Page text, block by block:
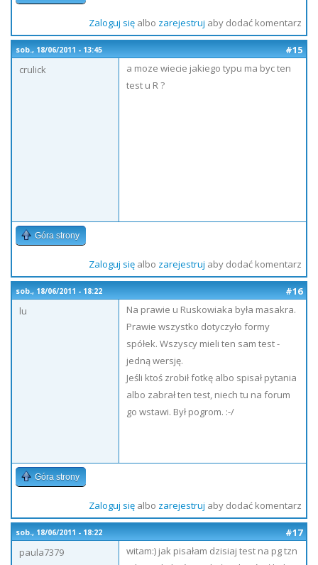
Zaloguj sięalbo zarejestruj aby dodać komentarz
sob., 18/06/2011 - 13:45
#15
crulick
a moze wiecie jakiego typu ma byc ten
test u R ?
Góra strony
Zaloguj sięalbo zarejestruj aby dodać komentarz
sob., 18/06/2011 - 18:22
#16
lu
Na prawie u Ruskowiaka była masakra.
Prawie wszystko dotyczyło formy
spółek. Wszyscy mieli ten sam test -
jedną wersję.
Jeśli ktoś zrobił fotkę albo spisał pytania
albo zabrał ten test, niech tu na forum
go wstawi. Był pogrom. :-/
Góra strony
Zaloguj sięalbo zarejestruj aby dodać komentarz
sob., 18/06/2011 - 18:22
#17
paula7379
witam:) jak pisałam dzisiaj test na pg tzn